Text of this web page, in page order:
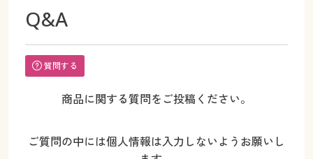
Q&A
質問する
商品に関する質問をご投稿ください。
ご質問の中には個人情報は入力しないようお願いし